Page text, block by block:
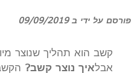
פורסם על ידי ב 09/09/2019
קשב הוא תהליך שנוצר
אבלאיך נוצר קשב?